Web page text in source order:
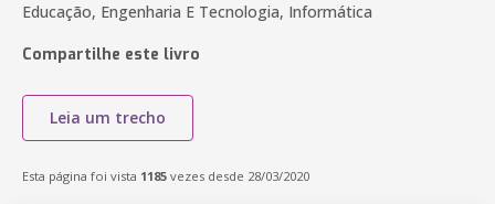
Educação, Engenharia E Tecnologia, Informática
Compartilhe este livro
Leia um trecho
Esta página foi vista 1185 vezes desde 28/03/2020